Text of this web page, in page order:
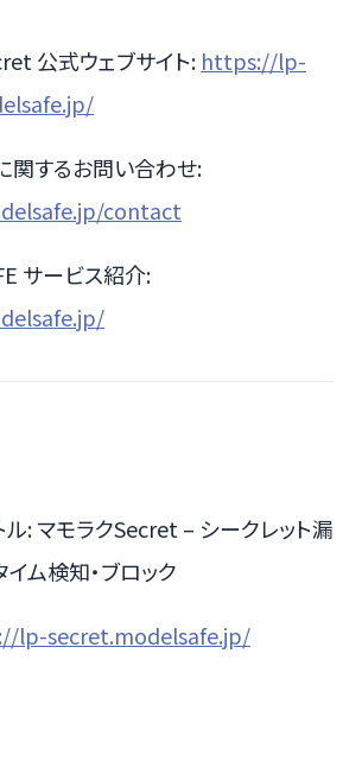
公式ウェブサイト: https://lp-
関するお問い合わせ:
contact
サービス紹介:
ル: マモラクSecret – シークレット漏
ム検知・ブロック
lp-secret.modelsafe.jp/